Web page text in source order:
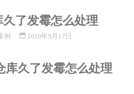
了发霉怎么处理
例 2020年9月17日
库久了发霉怎么处理